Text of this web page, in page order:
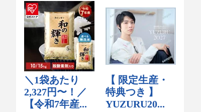
やき水源・鏡ヶ池）は金運アップのご利益もある
とのこと。駐車場は小国両神社か、水源の先に公
園の駐車場あり。